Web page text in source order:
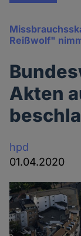
Reißwolf"
Akten
hpd
01.04.2020